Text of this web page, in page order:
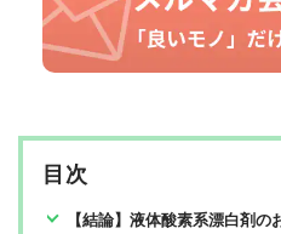
目次
【結論】液体酸素系漂白剤のお